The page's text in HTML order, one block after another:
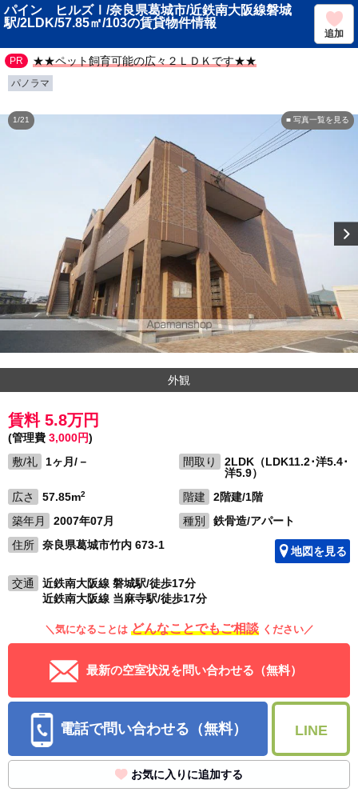
パイン ヒルズⅠ/奈良県葛城市/近鉄南大阪線磐城
駅/2LDK/57.85㎡/103の賃貸物件情報
追加
★★ペット飼育可能の広々２ＬＤＫです★★
パノラマ
■ 写真一覧を見る
1/21
外観
賃料 5.8万円
(管理費 3,000円)
敷/礼
1ヶ月/－ 間取り
2LDK（LDK11.2･洋5.4･
洋5.9）
広さ
57.85m2 階建
2階建/1階
築年月
2007年07月 種別
鉄骨造/アパート
住所
奈良県葛城市竹内 673-1 地図を見る
交通
近鉄南大阪線 磐城駅/徒歩17分
近鉄南大阪線 当麻寺駅/徒歩17分
＼気になることは どんなことでもご相談 ください／
最新の空室状況を問い合わせる（無料）
電話で問い合わせる（無料） LINE
お気に入りに追加する